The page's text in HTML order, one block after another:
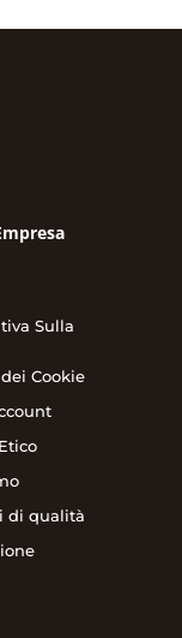
Sulla
Cookie
di qualità